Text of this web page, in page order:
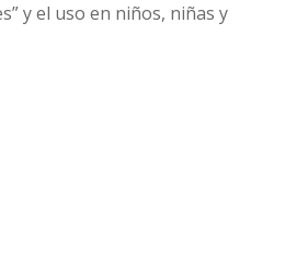
y el uso en niños, niñas y